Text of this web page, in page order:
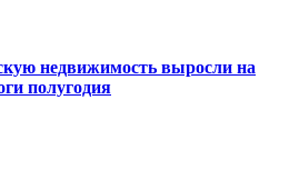
недвижимость выросли на
полугодия